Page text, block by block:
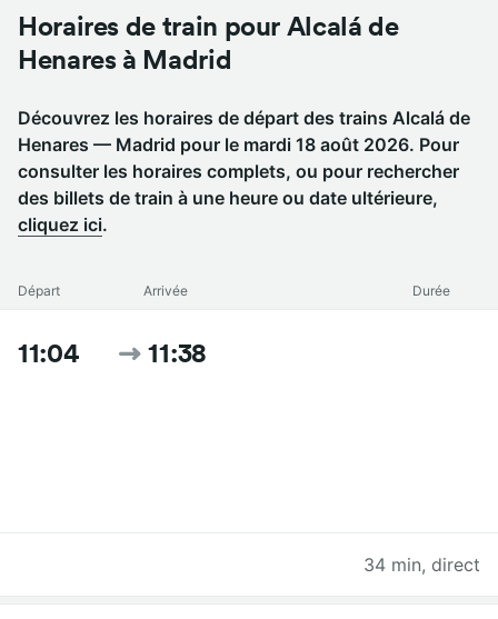
Horaires de train pour Alcalá de
Henares à Madrid
Découvrez les horaires de départ des trains Alcalá de
Henares — Madrid pour le mardi 18 août 2026. Pour
consulter les horaires complets, ou pour rechercher
des billets de train à une heure ou date ultérieure,
cliquez ici.
Départ Arrivée Durée
11:04 11:38
34 min, direct